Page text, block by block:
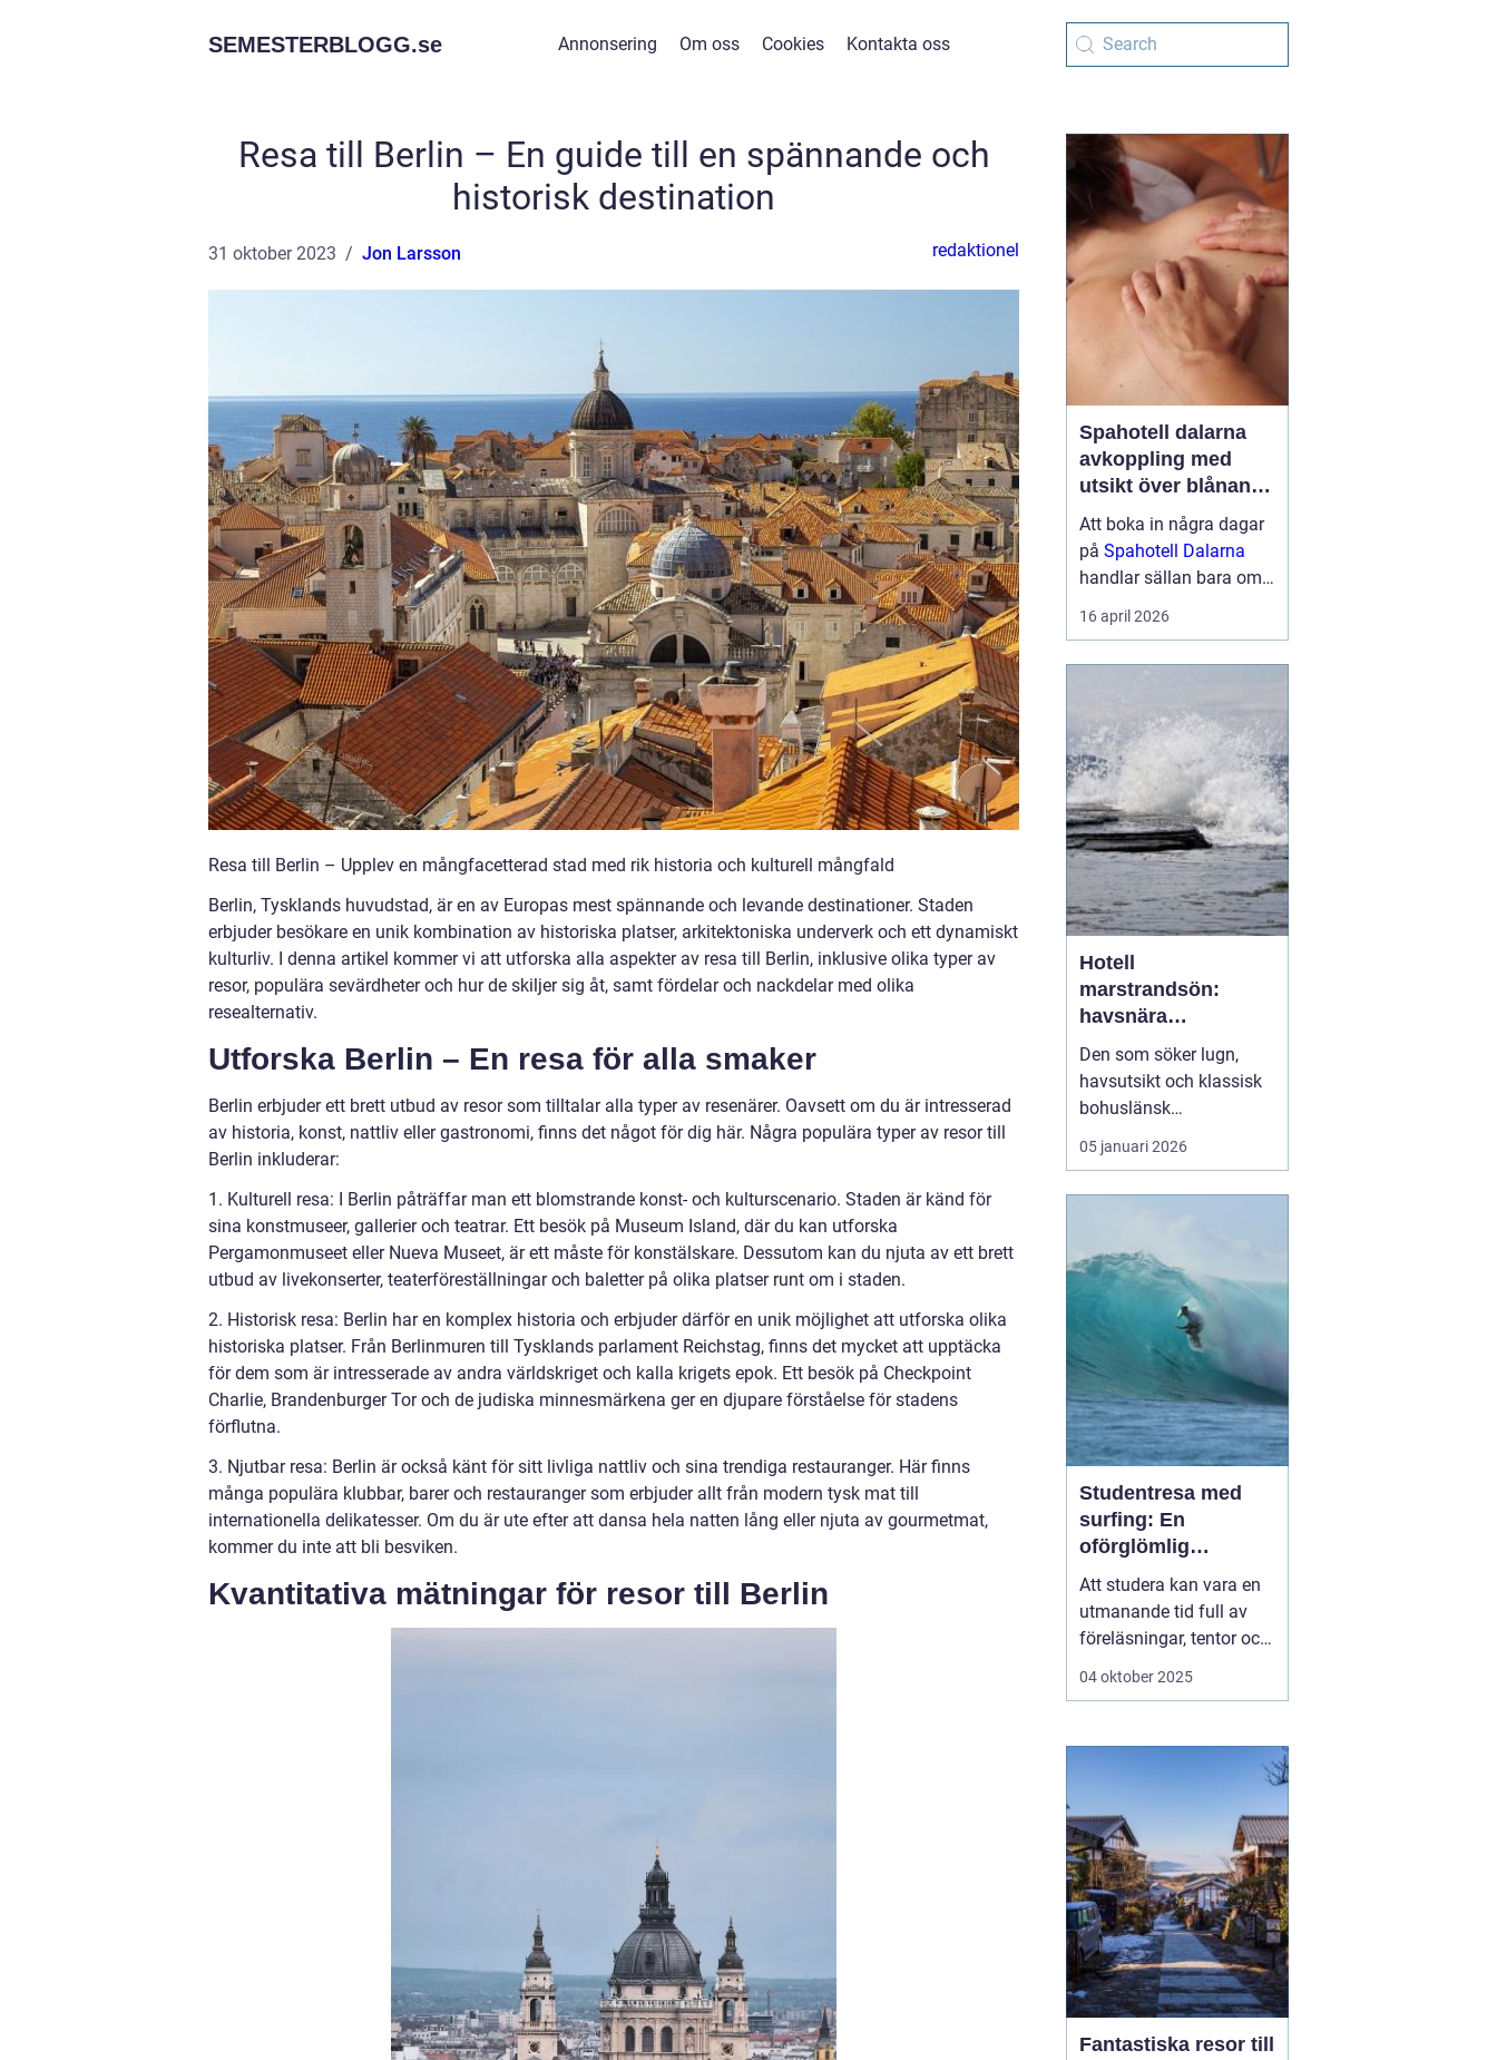
SEMESTERBLOGG.se Annonsering Om oss Cookies Kontakta oss
Resa till Berlin – En guide till en spännande och
historisk destination
31 oktober 2023 Jon Larsson redaktionel
Resa till Berlin – Upplev en mångfacetterad stad med rik historia och kulturell mångfald
Berlin, Tysklands huvudstad, är en av Europas mest spännande och levande destinationer. Staden
erbjuder besökare en unik kombination av historiska platser, arkitektoniska underverk och ett dynamiskt
kulturliv. I denna artikel kommer vi att utforska alla aspekter av resa till Berlin, inklusive olika typer av
resor, populära sevärdheter och hur de skiljer sig åt, samt fördelar och nackdelar med olika
resealternativ.
Utforska Berlin – En resa för alla smaker
Berlin erbjuder ett brett utbud av resor som tilltalar alla typer av resenärer. Oavsett om du är intresserad
av historia, konst, nattliv eller gastronomi, finns det något för dig här. Några populära typer av resor till
Berlin inkluderar:
1. Kulturell resa: I Berlin påträffar man ett blomstrande konst- och kulturscenario. Staden är känd för
sina konstmuseer, gallerier och teatrar. Ett besök på Museum Island, där du kan utforska
Pergamonmuseet eller Nueva Museet, är ett måste för konstälskare. Dessutom kan du njuta av ett brett
utbud av livekonserter, teaterföreställningar och baletter på olika platser runt om i staden.
2. Historisk resa: Berlin har en komplex historia och erbjuder därför en unik möjlighet att utforska olika
historiska platser. Från Berlinmuren till Tysklands parlament Reichstag, finns det mycket att upptäcka
för dem som är intresserade av andra världskriget och kalla krigets epok. Ett besök på Checkpoint
Charlie, Brandenburger Tor och de judiska minnesmärkena ger en djupare förståelse för stadens
förflutna.
3. Njutbar resa: Berlin är också känt för sitt livliga nattliv och sina trendiga restauranger. Här finns
många populära klubbar, barer och restauranger som erbjuder allt från modern tysk mat till
internationella delikatesser. Om du är ute efter att dansa hela natten lång eller njuta av gourmetmat,
kommer du inte att bli besviken.
Kvantitativa mätningar för resor till Berlin
Spahotell dalarna
avkoppling med
utsikt över blånande
berg
Att boka in några dagar
på Spahotell Dalarna
handlar sällan bara om
att få en massage eller
ta ett dopp i en varm
om naturen, tystnaden
och känslan av att kliva
åt sidan från...
16 april 2026
Hotell
marstrandsön:
havsnära
upplevelser på
västkustens pärla
Den som söker lugn,
havsutsikt och klassisk
bohuslänsk
skärgårdsmiljö hamnar
förr eller senare på
pulserande sommarliv.
För många...
05 januari 2026
Studentresa med
surfing: En
oförglömlig
upplevelse fylld av
vågor och
gemenskap
Att studera kan vara en
utmanande tid full av
föreläsningar, tentor och
den ständiga pressen att
själv en paus och ladda
batterierna. Vad kan då
04 oktober 2025
Fantastiska resor till